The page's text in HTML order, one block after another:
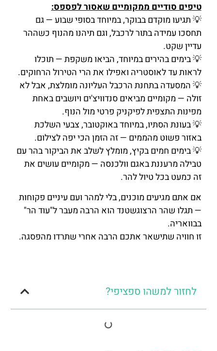
טיפים סודיים ממקומיים שאסור לפספס:
💡 תגיעו מוקדם בבוקר, במיוחד בסופי שבוע — גם
תחסכו עמידה בתור לרכבל, וגם תיהנו מהנוף כשההר
עדיין שקט.
💡 בימים בהירים במיוחד, הביאו משקפת — תוכלו
לראות עד לאוסטריה ואפילו את הרי הטירול הרחוקים.
💡 המסעדה בתחנת הרכבל העליונה מומלצת, אבל לא
זולה — מקומיים מביאים סנדוויצ'ים ויושבים באחת
מפינות התצפית לפיקניק פרטי מול הנוף.
💡 בעונת הסתיו, במיוחד באוקטובר, צבעי השלכת
באזור פשוט מהממים — זה הזמן הכי יפה לצילום.
💡 בימים חמים בקיץ, מומלץ לשלב את הביקור בהר עם
טבילה מרעננת באגם וולכנסה — מקומיים עושים את
זה כמעט בכל טיול להר.
אם אתם מגיעים מוכנים, בלי למהר ועם עיניים פקוחות
— תגלו שהר הרצוגשטנד הוא הרבה מעבר ל"עוד הר"
בבוואריה.
זו חוויה שתישאר אתכם הרבה אחרי שתרדו מהפסגה.
לחזור למשהו ספציפי?